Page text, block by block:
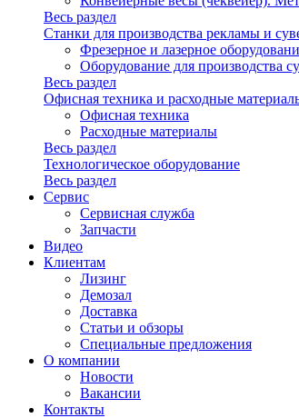
Весь раздел
Станки для производства рекламы и
Фрезерное и лазерное
Оборудование для производства
Весь раздел
Офисная техника и расходные
Офисная техника
Расходные материалы
Весь раздел
Технологическое оборудование
Весь раздел
Сервис
Сервисная служба
Запчасти
Видео
Клиентам
Лизинг
Демозал
Доставка
Статьи и обзоры
Специальные предложения
О компании
Новости
Вакансии
Контакты